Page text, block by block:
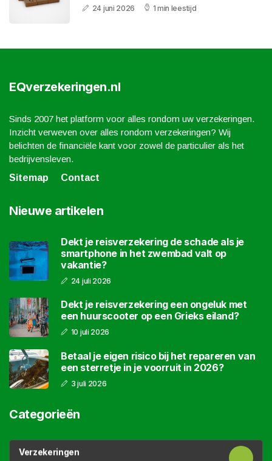
24 juni 2026 1 min leestijd
EQverzekeringen.nl
Sinds 2007 het platform voor alles rondom uw verzekeringen.
Inzicht verweven over alles rondom verzekeringen? Wij
belichten de financiële kant voor zowel de particulier als het
bedrijvensleven.
Sitemap
Contact
Nieuwe artikelen
Dekt je reisverzekering de schade als je
smartphone in het zwembad valt op
vakantie?
24 juli 2026
Dekt je reisverzekering een ongeluk met
een huurscooter op een Grieks eiland?
10 juli 2026
Betaal je eigen risico bij het repareren van
een sterretje in je voorruit in 2026?
3 juli 2026
Categorieën
Verzekeringen